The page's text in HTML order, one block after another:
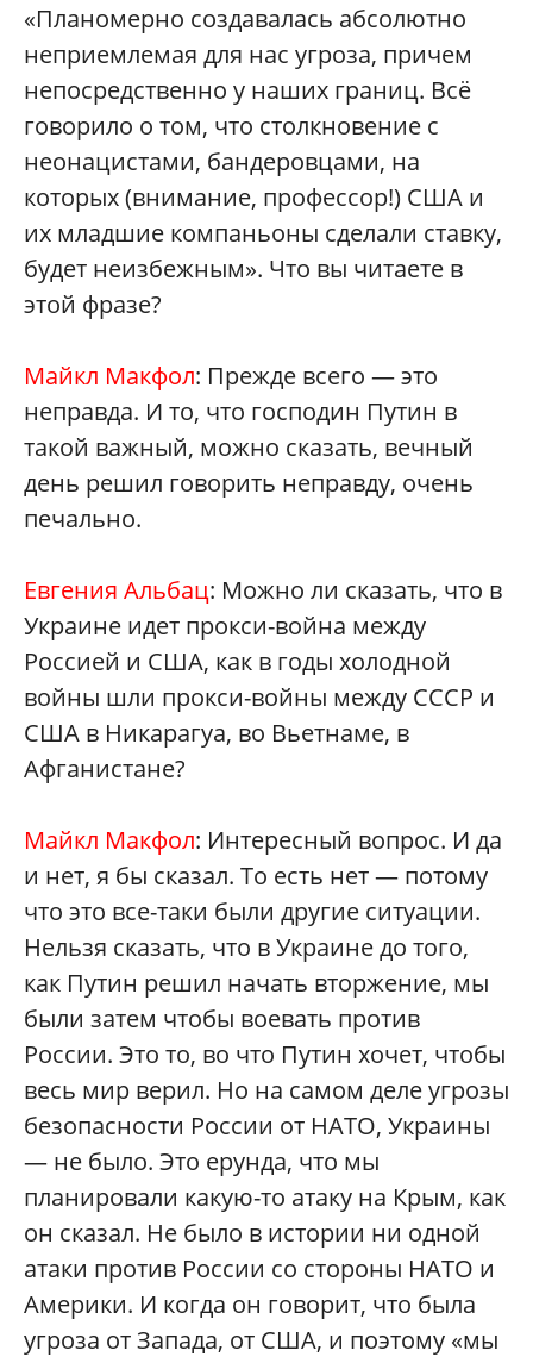
«Планомерно создавалась абсолютно
неприемлемая для нас угроза, причем
непосредственно у наших границ. Всё
говорило о том, что столкновение с
неонацистами, бандеровцами, на
которых (внимание, профессор!) США и
их младшие компаньоны сделали ставку,
будет неизбежным». Что вы читаете в
этой фразе?
Майкл Макфол: Прежде всего — это
неправда. И то, что господин Путин в
такой важный, можно сказать, вечный
день решил говорить неправду, очень
печально.
Евгения Альбац: Можно ли сказать, что в
Украине идет прокси-война между
Россией и США, как в годы холодной
войны шли прокси-войны между СССР и
США в Никарагуа, во Вьетнаме, в
Афганистане?
Майкл Макфол: Интересный вопрос. И да
и нет, я бы сказал. То есть нет — потому
что это все-таки были другие ситуации.
Нельзя сказать, что в Украине до того,
как Путин решил начать вторжение, мы
были затем чтобы воевать против
России. Это то, во что Путин хочет, чтобы
весь мир верил. Но на самом деле угрозы
безопасности России от НАТО, Украины
— не было. Это ерунда, что мы
планировали какую-то атаку на Крым, как
он сказал. Не было в истории ни одной
атаки против России со стороны НАТО и
Америки. И когда он говорит, что была
угроза от Запада, от США, и поэтому «мы